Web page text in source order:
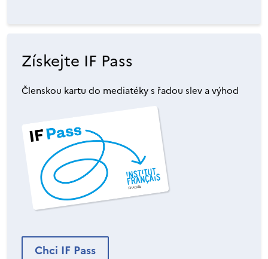
Získejte IF Pass
Členskou kartu do mediatéky s řadou slev a výhod
Chci IF Pass